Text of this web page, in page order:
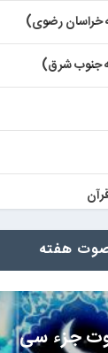
خراسان رضوی)
جنوب شرق)
هفته
جزء سی